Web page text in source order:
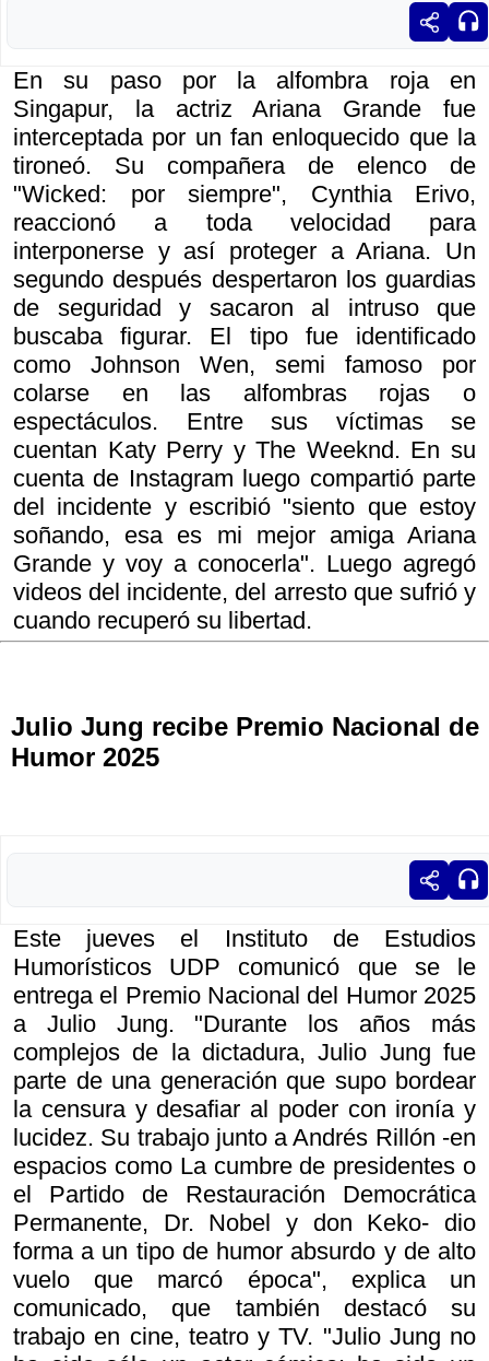
En su paso por la alfombra roja en
Singapur, la actriz Ariana Grande fue
interceptada por un fan enloquecido que la
tironeó. Su compañera de elenco de
"Wicked: por siempre", Cynthia Erivo,
reaccionó a toda velocidad para
interponerse y así proteger a Ariana. Un
segundo después despertaron los guardias
de seguridad y sacaron al intruso que
buscaba figurar. El tipo fue identificado
como Johnson Wen, semi famoso por
colarse en las alfombras rojas o
espectáculos. Entre sus víctimas se
cuentan Katy Perry y The Weeknd. En su
cuenta de Instagram luego compartió parte
del incidente y escribió "siento que estoy
soñando, esa es mi mejor amiga Ariana
Grande y voy a conocerla". Luego agregó
videos del incidente, del arresto que sufrió y
cuando recuperó su libertad.
Julio Jung recibe Premio Nacional de
Humor 2025
Este jueves el Instituto de Estudios
Humorísticos UDP comunicó que se le
entrega el Premio Nacional del Humor 2025
a Julio Jung. "Durante los años más
complejos de la dictadura, Julio Jung fue
parte de una generación que supo bordear
la censura y desafiar al poder con ironía y
lucidez. Su trabajo junto a Andrés Rillón -en
espacios como La cumbre de presidentes o
el Partido de Restauración Democrática
Permanente, Dr. Nobel y don Keko- dio
forma a un tipo de humor absurdo y de alto
vuelo que marcó época", explica un
comunicado, que también destacó su
trabajo en cine, teatro y TV. "Julio Jung no